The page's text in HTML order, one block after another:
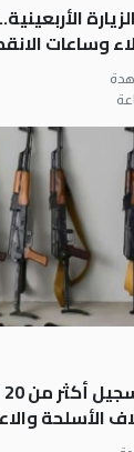
وساعات
الأسلحة